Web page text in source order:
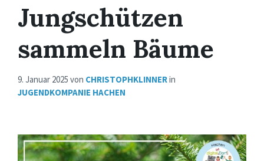
Jungschützen
sammeln Bäume
9. Januar 2025 von CHRISTOPHKLINNERin
JUGENDKOMPANIE HACHEN